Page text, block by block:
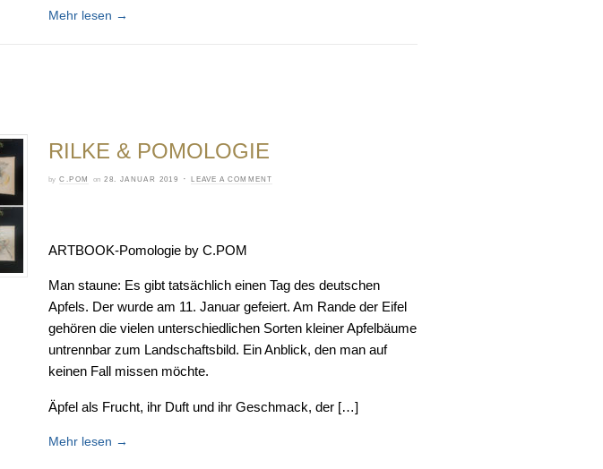
Mehr lesen →
RILKE & POMOLOGIE
by C.POM on 28. JANUAR 2019 ·LEAVE A COMMENT
ARTBOOK-Pomologie by C.POM
Man staune: Es gibt tatsächlich einen Tag des deutschen
Apfels. Der wurde am 11. Januar gefeiert. Am Rande der Eifel
gehören die vielen unterschiedlichen Sorten kleiner Apfelbäume
untrennbar zum Landschaftsbild. Ein Anblick, den man auf
keinen Fall missen möchte.
Äpfel als Frucht, ihr Duft und ihr Geschmack, der […]
Mehr lesen →